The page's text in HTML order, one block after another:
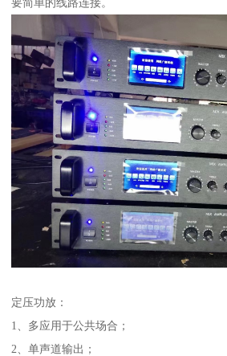
要简单的线路连接。
定压功放：
1、多应用于公共场合；
2、单声道输出；